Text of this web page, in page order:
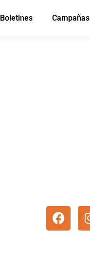
Boletines Campañas